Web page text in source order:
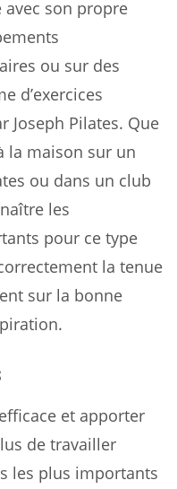
avec son propre
ou sur des
d’exercices
Joseph Pilates. Que
la maison sur un
ou dans un club
les
pour ce type
la tenue
sur la bonne
et apporter
de travailler
les plus importants